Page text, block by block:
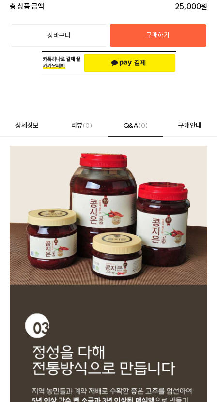
총 상품 금액 25,000원
장바구니 구매하기
상세정보 리뷰(0) Q&A(0) 구매안내